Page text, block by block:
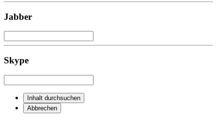
Jabber
Skype
Inhalt durchsuchen
Abbrechen